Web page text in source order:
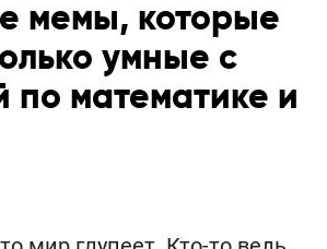
мемы, которые
умные с
по математике и